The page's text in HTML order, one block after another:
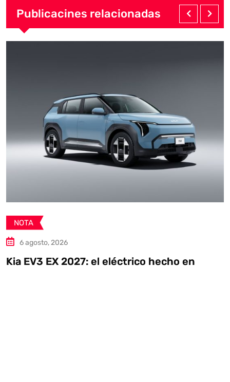
Publicacines relacionadas
NOTA
6 agosto, 2026
Kia EV3 EX 2027: el eléctrico hecho en